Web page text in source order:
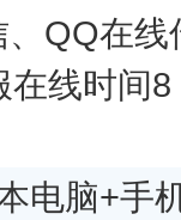
QQ在线
在线时间8
电脑+手